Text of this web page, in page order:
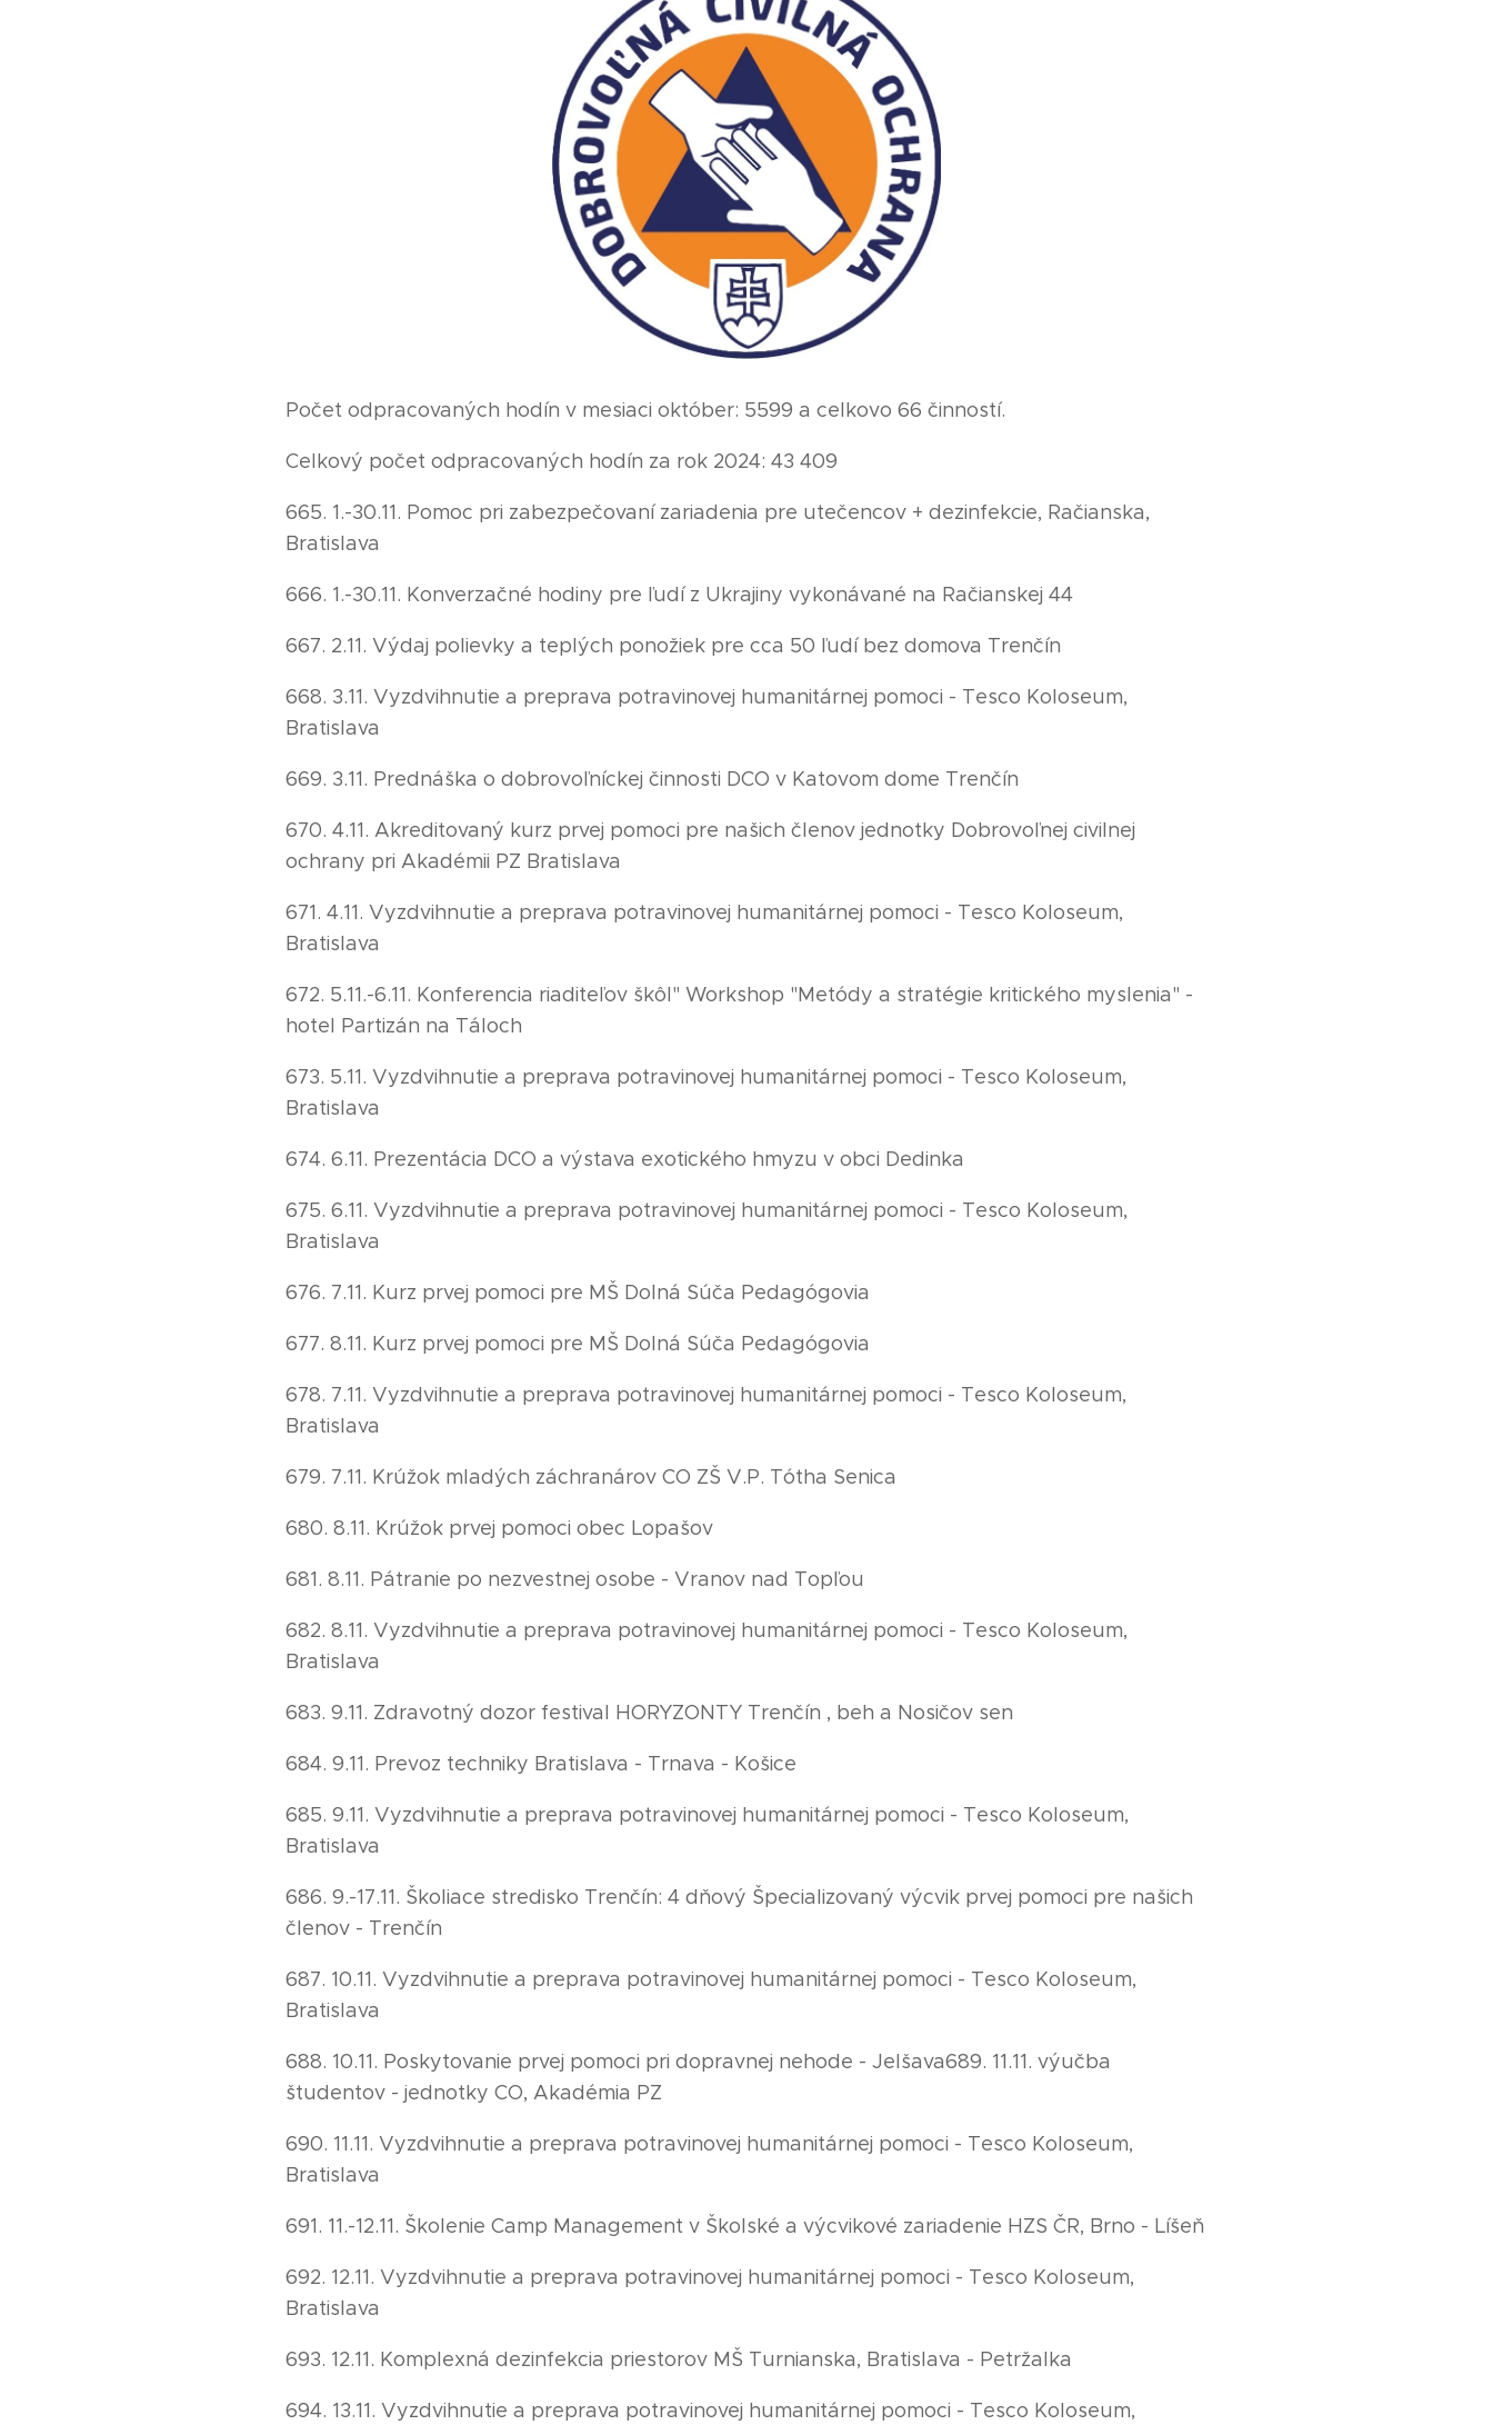
Počet odpracovaných hodín v mesiaci október: 5599 a celkovo 66 činností.
Celkový počet odpracovaných hodín za rok 2024: 43 409
665. 1.-30.11. Pomoc pri zabezpečovaní zariadenia pre utečencov + dezinfekcie, Račianska,
Bratislava
666. 1.-30.11. Konverzačné hodiny pre ľudí z Ukrajiny vykonávané na Račianskej 44
667. 2.11. Výdaj polievky a teplých ponožiek pre cca 50 ľudí bez domova Trenčín
668. 3.11. Vyzdvihnutie a preprava potravinovej humanitárnej pomoci - Tesco Koloseum,
Bratislava
669. 3.11. Prednáška o dobrovoľníckej činnosti DCO v Katovom dome Trenčín
670. 4.11. Akreditovaný kurz prvej pomoci pre našich členov jednotky Dobrovoľnej civilnej
ochrany pri Akadémii PZ Bratislava
671. 4.11. Vyzdvihnutie a preprava potravinovej humanitárnej pomoci - Tesco Koloseum,
Bratislava
672. 5.11.-6.11. Konferencia riaditeľov škôl" Workshop "Metódy a stratégie kritického myslenia" -
hotel Partizán na Táloch
673. 5.11. Vyzdvihnutie a preprava potravinovej humanitárnej pomoci - Tesco Koloseum,
Bratislava
674. 6.11. Prezentácia DCO a výstava exotického hmyzu v obci Dedinka
675. 6.11. Vyzdvihnutie a preprava potravinovej humanitárnej pomoci - Tesco Koloseum,
Bratislava
676. 7.11. Kurz prvej pomoci pre MŠ Dolná Súča Pedagógovia
677. 8.11. Kurz prvej pomoci pre MŠ Dolná Súča Pedagógovia
678. 7.11. Vyzdvihnutie a preprava potravinovej humanitárnej pomoci - Tesco Koloseum,
Bratislava
679. 7.11. Krúžok mladých záchranárov CO ZŠ V.P. Tótha Senica
680. 8.11. Krúžok prvej pomoci obec Lopašov
681. 8.11. Pátranie po nezvestnej osobe - Vranov nad Topľou
682. 8.11. Vyzdvihnutie a preprava potravinovej humanitárnej pomoci - Tesco Koloseum,
Bratislava
683. 9.11. Zdravotný dozor festival HORYZONTY Trenčín , beh a Nosičov sen
684. 9.11. Prevoz techniky Bratislava - Trnava - Košice
685. 9.11. Vyzdvihnutie a preprava potravinovej humanitárnej pomoci - Tesco Koloseum,
Bratislava
686. 9.-17.11. Školiace stredisko Trenčín: 4 dňový Špecializovaný výcvik prvej pomoci pre našich
členov - Trenčín
687. 10.11. Vyzdvihnutie a preprava potravinovej humanitárnej pomoci - Tesco Koloseum,
Bratislava
688. 10.11. Poskytovanie prvej pomoci pri dopravnej nehode - Jelšava689. 11.11. výučba
študentov - jednotky CO, Akadémia PZ
690. 11.11. Vyzdvihnutie a preprava potravinovej humanitárnej pomoci - Tesco Koloseum,
Bratislava
691. 11.-12.11. Školenie Camp Management v Školské a výcvikové zariadenie HZS ČR, Brno - Líšeň
692. 12.11. Vyzdvihnutie a preprava potravinovej humanitárnej pomoci - Tesco Koloseum,
Bratislava
693. 12.11. Komplexná dezinfekcia priestorov MŠ Turnianska, Bratislava - Petržalka
694. 13.11. Vyzdvihnutie a preprava potravinovej humanitárnej pomoci - Tesco Koloseum,